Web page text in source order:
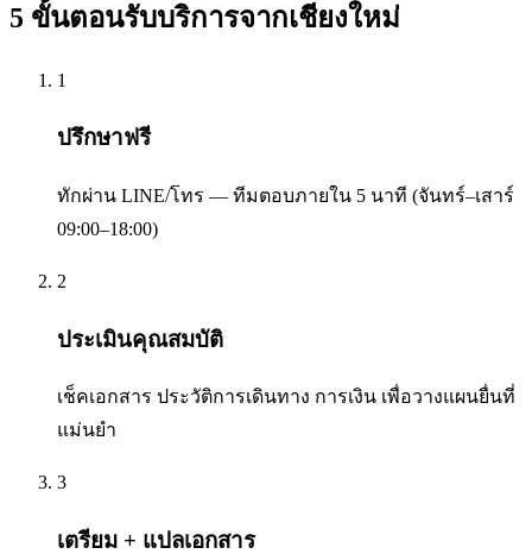
5 ขั้นตอนรับบริการจากเชียงใหม่
1
ปรึกษาฟรี
ทักผ่าน LINE/โทร — ทีมตอบภายใน 5 นาที (จันทร์–เสาร์
09:00–18:00)
2
ประเมินคุณสมบัติ
เช็คเอกสาร ประวัติการเดินทาง การเงิน เพื่อวางแผนยื่นที่
แม่นยำ
3
เตรียม + แปลเอกสาร